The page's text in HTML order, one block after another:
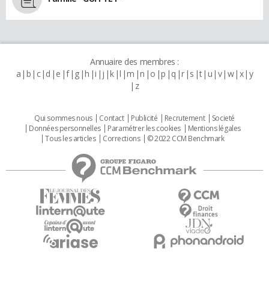
Annuaire des membres :
a b c d e f g h i j k l m n o p q r s t u v w x y
z
Qui sommes nous Contact Publicité Recrutement
Societé
Données personnelles
Paramétrer les cookies
Mentions légales
Tous les articles
Corrections © 2022 CCM Benchmark